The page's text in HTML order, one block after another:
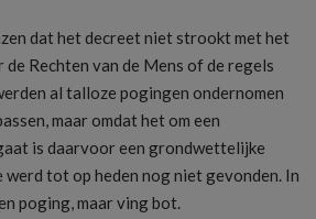
dat het decreet niet strookt met het
Rechten van de Mens of de regels
al talloze pogingen ondernomen
maar omdat het om een
is daarvoor een grondwettelijke
werd tot op heden nog niet gevonden. In
poging, maar ving bot.